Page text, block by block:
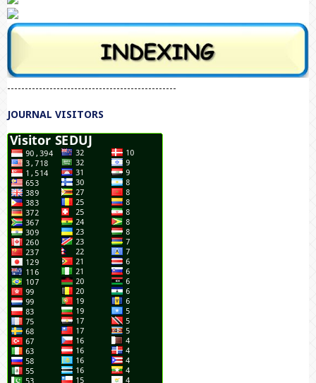
------------------------------------------------
JOURNAL VISITORS